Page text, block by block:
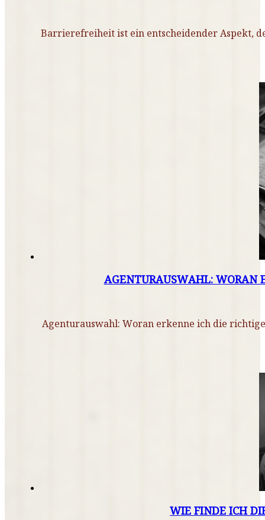
Barrierefreiheit ist ein entscheidender Aspekt,
AGENTURAUSWAHL: WORAN
Agenturauswahl: Woran erkenne ich die
WIE FINDE ICH